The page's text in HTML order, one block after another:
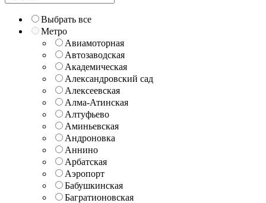
Выбрать все
Метро
Авиамоторная
Автозаводская
Академическая
Александровский сад
Алексеевская
Алма-Атинская
Алтуфьево
Аминьевская
Андроновка
Аннино
Арбатская
Аэропорт
Бабушкинская
Багратионовская